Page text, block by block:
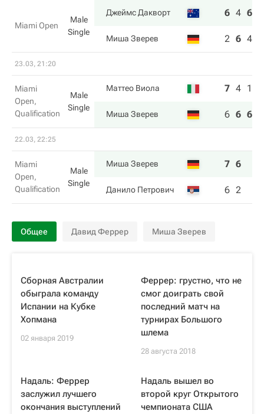
Miami Open
Male
Single
Джеймс Дакворт 6 4 6
Миша Зверев 2 6 4
23.03, 21:20
Miami
Open,
Qualification
Male
Single
Маттео Виола 7 4 1
Миша Зверев 6 6 6
22.03, 22:25
Miami
Open,
Qualification
Male
Single
Миша Зверев 7 6
Данило Петрович 6 2
Общее Давид Феррер Миша Зверев
Сборная Австралии
обыграла команду
Испании на Кубке
Хопмана
02 января 2019
Феррер: грустно, что не
смог доиграть свой
последний матч на
турнирах Большого
шлема
28 августа 2018
Надаль: Феррер
заслужил лучшего
окончания выступлений
Надаль вышел во
второй круг Открытого
чемпионата США